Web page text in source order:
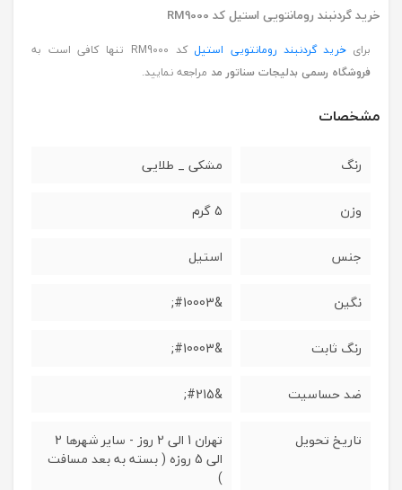
خرید گردنبند رومانتویی استیل کد RM9000
برایخرید گردنبند رومانتویی استیل کد RM9000 تنها کافی است به
فروشگاه رسمی بدلیجات سناتور مد مراجعه نمایید.
مشخصات
رنگ مشکی _ طلایی
وزن 5 گرم
جنس استیل
نگین &#10003;
رنگ ثابت &#10003;
ضد حساسیت &#215;
تاریخ تحویل
تهران 1 الی 2 روز - سایر شهرها 2
الی 5 روزه ( بسته به بعد مسافت
)